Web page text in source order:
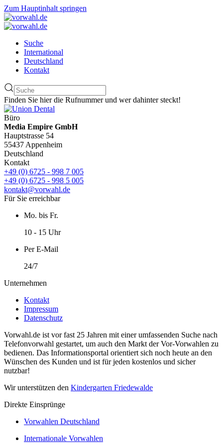
Zum Hauptinhalt springen
Suche
International
Deutschland
Kontakt
Finden Sie hier die Rufnummer und wer dahinter steckt!
Büro
Media Empire GmbH
Hauptstrasse 54
55437 Appenheim
Deutschland
Kontakt
+49 (0) 6725 - 998 7 005
+49 (0) 6725 - 998 5 005
kontakt@vorwahl.de
Für Sie erreichbar
Mo. bis Fr.
10 - 15 Uhr
Per E-Mail
24/7
Unternehmen
Kontakt
Impressum
Datenschutz
Vorwahl.de ist vor fast 25 Jahren mit einer umfassenden Suche nach
Telefonvorwahl gestartet, um auch den Markt der Vor-Vorwahlen zu
bedienen. Das Informationsportal orientiert sich noch heute an den
Wünschen des Kunden und ist für jeden kostenlos und sicher
nutzbar!
Wir unterstützen den Kindergarten Friedewalde
Direkte Einsprünge
Vorwahlen Deutschland
Internationale Vorwahlen